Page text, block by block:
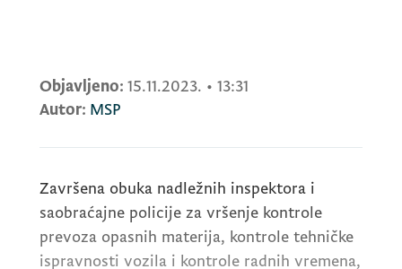
Objavljeno: 15.11.2023. • 13:31
Autor: MSP
Završena obuka nadležnih inspektora i
saobraćajne policije za vršenje kontrole
prevoza opasnih materija, kontrole tehničke
ispravnosti vozila i kontrole radnih vremena,